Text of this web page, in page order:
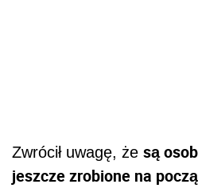
Zwrócił uwagę, że są
jeszcze zrobione na